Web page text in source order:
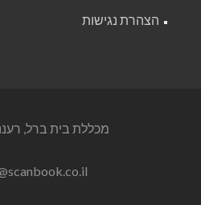
הצהרת נגישות
מכללת בית ברל,